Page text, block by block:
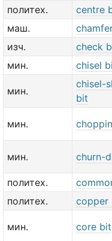
политех. centre
маш.
изч.
check
мин.
chisel
мин.
chisel-
bit
мин.
мин. churn-
политех.
политех.
copper
мин. core bit